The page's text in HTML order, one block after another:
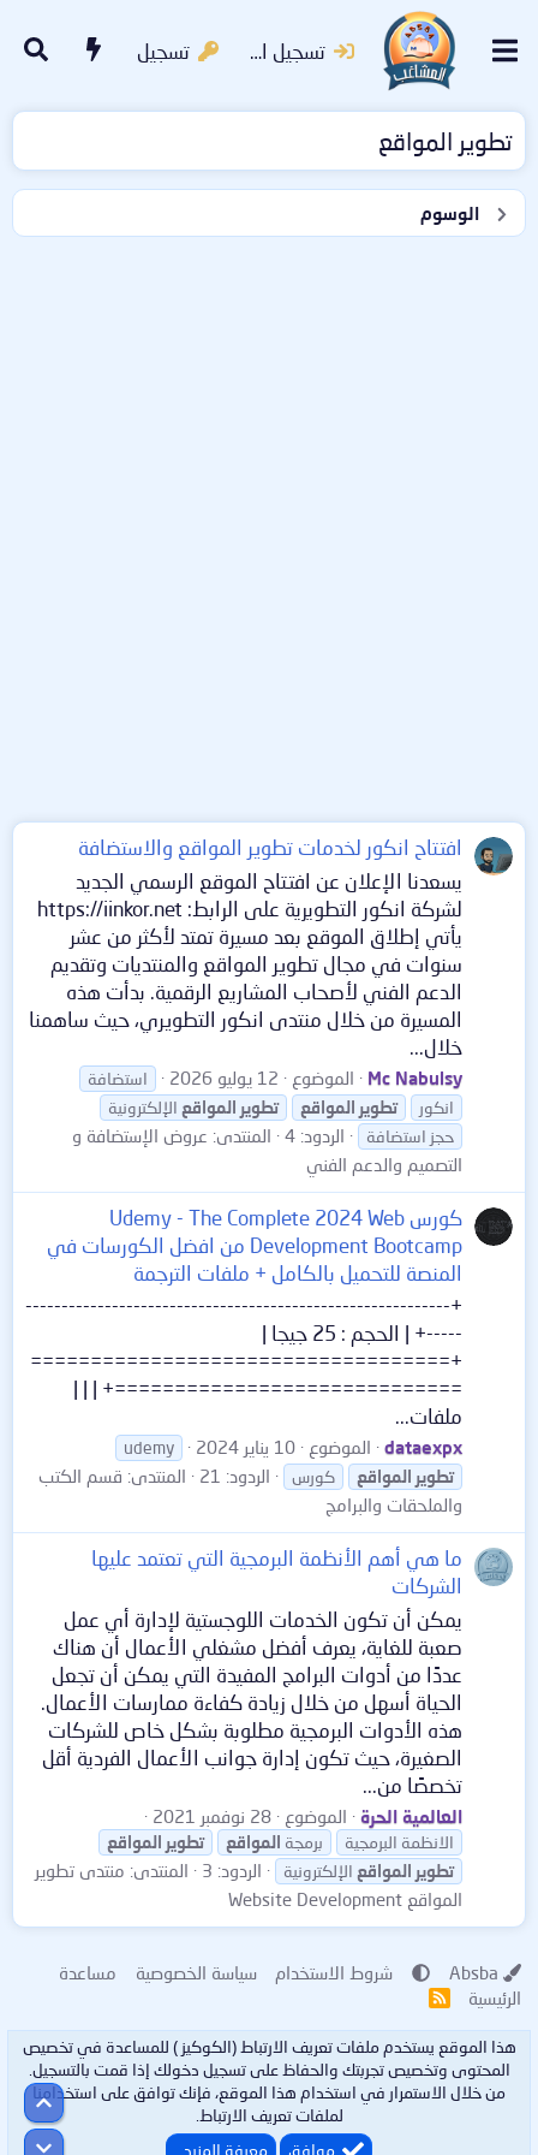
تسجيل الدخول تسجيل
تطوير المواقع
الوسوم
افتتاح انكور لخدمات تطوير المواقع والاستضافة
يسعدنا الإعلان عن افتتاح الموقع الرسمي الجديد
لشركة انكور التطويرية على الرابط: https://iinkor.net
يأتي إطلاق الموقع بعد مسيرة تمتد لأكثر من عشر
سنوات في مجال تطوير المواقع والمنتديات وتقديم
الدعم الفني لأصحاب المشاريع الرقمية. بدأت هذه
المسيرة من خلال منتدى انكور التطويري، حيث ساهمنا
خلال...
Mc Nabulsy الموضوع 12 يوليو 2026
استضافة
انكور
تطوير المواقع تطوير المواقع الإلكترونية
حجز استضافة
الردود: 4 المنتدى: عروض الإستضافة و
التصميم والدعم الفني
كورس Udemy - The Complete 2024 Web
Development Bootcamp من افضل الكورسات في
المنصة للتحميل بالكامل + ملفات الترجمة
+-----------------------------------------------------------
-----+ | الحجم : 25 جيجا |
+===================================
=============================+ | | |
ملفات...
dataexpx الموضوع 10 يناير 2024
udemy
تطوير المواقع كورس الردود: 21 المنتدى: قسم الكتب
والملحقات والبرامج
ما هي أهم الأنظمة البرمجية التي تعتمد عليها
الشركات
يمكن أن تكون الخدمات اللوجستية لإدارة أي عمل
صعبة للغاية، يعرف أفضل مشغلي الأعمال أن هناك
عددًا من أدوات البرامج المفيدة التي يمكن أن تجعل
الحياة أسهل من خلال زيادة كفاءة ممارسات الأعمال.
هذه الأدوات البرمجية مطلوبة بشكل خاص للشركات
الصغيرة، حيث تكون إدارة جوانب الأعمال الفردية أقل
تخصصًا من...
العالمية الحرة الموضوع 28 نوفمبر 2021
الانظمة البرمجية برمجة المواقع تطوير المواقع
تطوير المواقع الإلكترونية الردود: 3 المنتدى: منتدى تطوير
المواقع Website Development
شروط الاستخدام سياسة الخصوصية
مساعدة
الرئيسية
R
هذا الموقع يستخدم ملفات تعريف الارتباط (الكوكيز ) للمساعدة في تخصيص
المحتوى وتخصيص تجربتك والحفاظ على تسجيل دخولك إذا قمت بالتسجيل.
من خلال الاستمرار في استخدام هذا الموقع، فإنك توافق على استخدامنا
لملفات تعريف الارتباط.
موافق
معرفة المزيد…
أعلى